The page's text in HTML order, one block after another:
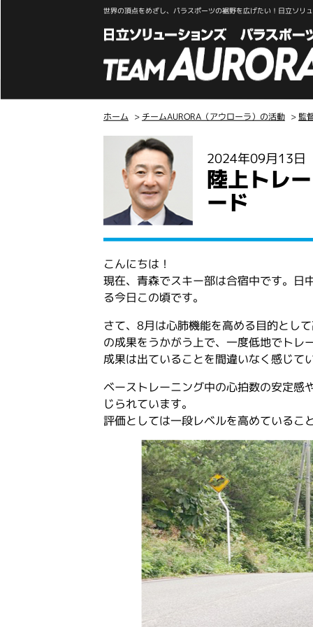
世界の頂点をめざし、パラスポーツの裾野を広げたい！日立ソリ
ホーム > チームAURORA（アウローラ）の活動 > 監
2024年09月13日
陸上トレ
ード
こんにちは！
現在、青森でスキー部は合宿中です。日
る今日この頃です。
さて、8月は心肺機能を高める目的とし
の成果をうかがう上で、一度低地でトレ
成果は出ていることを間違いなく感じて
ベーストレーニング中の心拍数の安定感
じられています。
評価としては一段レベルを高めているこ